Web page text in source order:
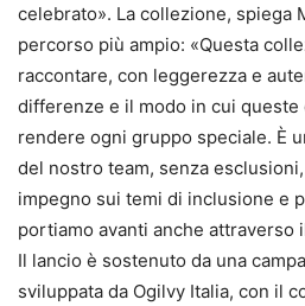
celebrato». La collezione, spiega
percorso più ampio: «Questa
raccontare, con leggerezza e
differenze e il modo in cui
rendere ogni gruppo speciale. È
del nostro team, senza
impegno sui temi di inclusione e
portiamo avanti anche attraverso
Il lancio è sostenuto da una
sviluppata da Ogilvy Italia, con il